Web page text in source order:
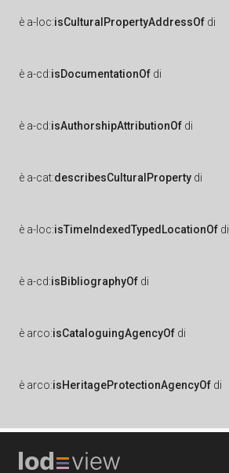
è a-loc:isCulturalPropertyAddressOf di
è a-cd:isDocumentationOf di
è a-cd:isAuthorshipAttributionOf di
è a-cat:describesCulturalProperty di
è a-loc:isTimeIndexedTypedLocationOf di
è a-cd:isBibliographyOf di
è arco:isCataloguingAgencyOf di
è arco:isHeritageProtectionAgencyOf di